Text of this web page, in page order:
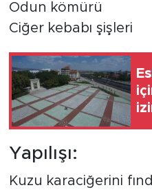
Odun kömürü
Ciğer kebabı şişleri
Yapılışı:
Kuzu karaciğerini